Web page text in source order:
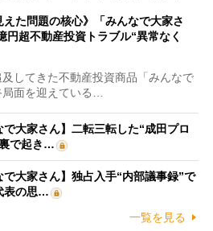
えた問題の核心》「みんなで大家さ
円超不動産投資トラブル“異常なく
してきた不動産投資商品「みんなで
面を迎えている…
で大家さん】二転三転した“成田プロ
で起き…
で大家さん】独占入手“内部議事録”で
表の思…
一覧を見る